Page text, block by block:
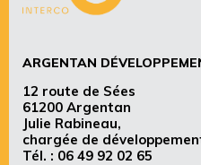
ARGENTAN
12 route de Sées
61200 Argentan
Julie Rabineau,
chargée de
Tél. : 06 49 92 02 65